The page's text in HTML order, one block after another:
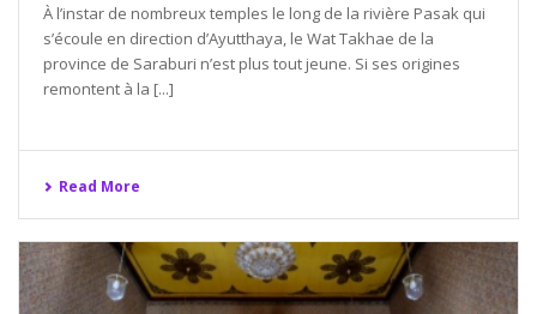
À l’instar de nombreux temples le long de la rivière Pasak qui
s’écoule en direction d’Ayutthaya, le Wat Takhae de la
province de Saraburi n’est plus tout jeune. Si ses origines
remontent à la [...]
Read More